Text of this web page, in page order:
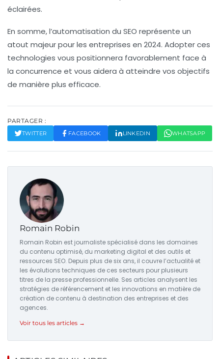
éclairées.
En somme, l’automatisation du SEO représente un
atout majeur pour les entreprises en 2024. Adopter ces
technologies vous positionnera favorablement face à
la concurrence et vous aidera à atteindre vos objectifs
de manière plus efficace.
PARTAGER :
TWITTER FACEBOOK LINKEDIN WHATSAPP
Romain Robin
Romain Robin est journaliste spécialisé dans les domaines
du contenu optimisé, du marketing digital et des outils et
ressources SEO. Depuis plus de six ans, il couvre l’actualité et
les évolutions techniques de ces secteurs pour plusieurs
titres de la presse professionnelle. Ses articles analysent les
stratégies de référencement et les innovations en matière de
création de contenu à destination des entreprises et des
agences.
Voir tous les articles →